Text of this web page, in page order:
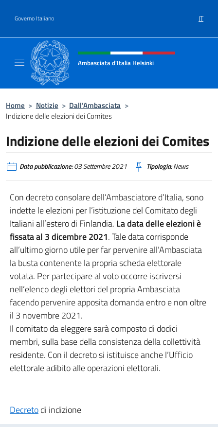
Governo Italiano IT
Intestazione sito, social e menù
Ambasciata d'Italia Helsinki
Home > Notizie > Dall’Ambasciata >
Indizione delle elezioni dei Comites
Indizione delle elezioni dei Comites
Data pubblicazione:03 Settembre 2021 Tipologia:News
Con decreto consolare dell’Ambasciatore d’Italia, sono
indette le elezioni per l’istituzione del Comitato degli
Italiani all’estero di Finlandia. La data delle elezioni è
fissata al 3 dicembre 2021. Tale data corrisponde
all’ultimo giorno utile per far pervenire all’Ambasciata
la busta contenente la propria scheda elettorale
votata. Per partecipare al voto occorre iscriversi
nell’elenco degli elettori del propria Ambasciata
facendo pervenire apposita domanda entro e non oltre
il 3 novembre 2021.
Il comitato da eleggere sarà composto di dodici
membri, sulla base della consistenza della collettività
residente. Con il decreto si istituisce anche l’Ufficio
elettorale adibito alle operazioni elettorali.
Decretodi indizione